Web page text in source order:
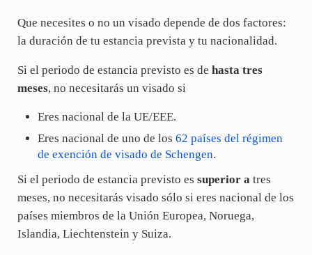
Que necesites o no un visado depende de dos factores:
la duración de tu estancia prevista y tu nacionalidad.
Si el periodo de estancia previsto es de hasta tres
meses, no necesitarás un visado si
Eres nacional de la UE/EEE.
Eres nacional de uno de los62 países del régimen
de exención de visado de Schengen.
Si el periodo de estancia previsto es superior atres
meses, no necesitarás visado sólo si eres nacional de los
países miembros de la Unión Europea, Noruega,
Islandia, Liechtenstein y Suiza.